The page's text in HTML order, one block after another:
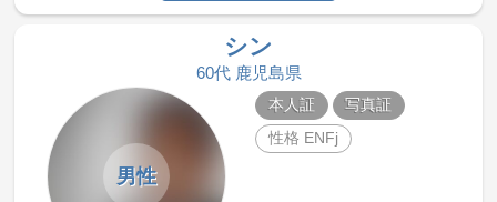
シン
60代 鹿児島県
男性
本人証
写真証
性格 ENFj